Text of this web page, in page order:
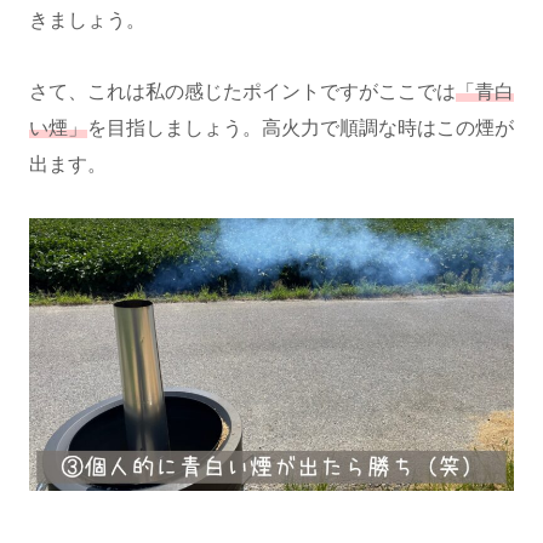
きましょう。
さて、これは私の感じたポイントですがここでは「青白
い煙」を目指しましょう。高火力で順調な時はこの煙が
出ます。